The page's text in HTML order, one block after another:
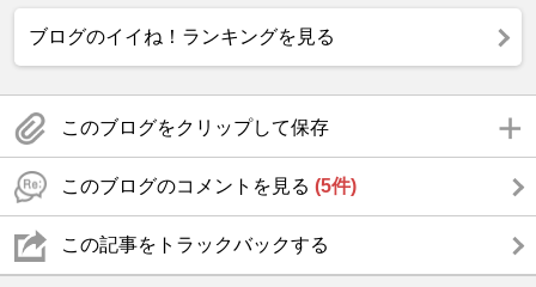
ブログのイイね！ランキングを見る
このブログをクリップして保存
このブログのコメントを見る (5件)
この記事をトラックバックする